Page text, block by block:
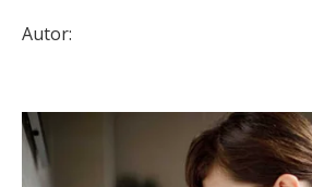
Autor: